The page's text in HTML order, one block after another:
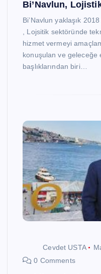
Bi’Navlun,
Bi’Navlun yaklaşık
, Lojsitik sektöründe
hizmet vermeyi
konuşulan ve geleceğe
başlıklarından biri…
Cevdet USTA
0 Comments